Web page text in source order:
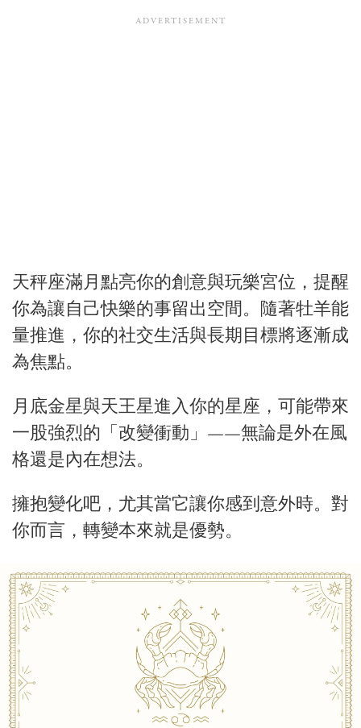
天秤座滿月點亮你的創意與玩樂宮位，提醒
你為讓自己快樂的事留出空間。隨著牡羊能
量推進，你的社交生活與長期目標將逐漸成
為焦點。
月底金星與天王星進入你的星座，可能帶來
一股強烈的「改變衝動」——無論是外在風
格還是內在想法。
擁抱變化吧，尤其當它讓你感到意外時。對
你而言，轉變本來就是優勢。